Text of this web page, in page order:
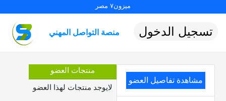
ميزون٧ مصر
منصة التواصل المهني تسجيل الدخول
مشاهدة تفاصيل العضو
منتجات العضو
لايوجد منتجات لهذا العضو